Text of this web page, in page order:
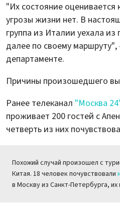
"Их состояние оценивается
угрозы жизни нет. В
группа из Италии уехала
далее по своему
департаменте.
Причины произошедшего
Ранее телеканал "Москва
проживает 200 гостей с
четверть из них
Похожий случай произошел с
Китая. 18 человек почувствовали
в Москву из Санкт-Петербурга, их